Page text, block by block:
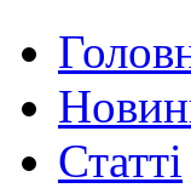
Статті